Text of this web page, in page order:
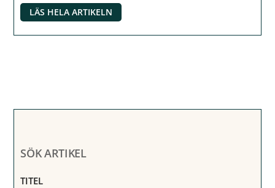
LÄS HELA ARTIKELN
SÖK ARTIKEL
TITEL